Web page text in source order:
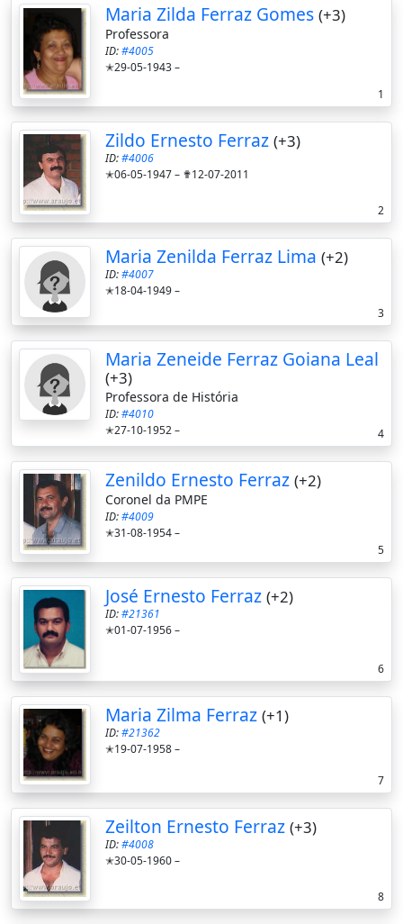
Maria Zilda Ferraz Gomes (+3)
Professora
ID:#4005
✭29-05-1943 –
1
Zildo Ernesto Ferraz (+3)
ID:#4006
✭06-05-1947 – ✟12-07-2011
2
Maria Zenilda Ferraz Lima (+2)
ID:#4007
✭18-04-1949 –
3
Maria Zeneide Ferraz Goiana Leal
(+3)
Professora de História
ID:#4010
✭27-10-1952 –
4
Zenildo Ernesto Ferraz (+2)
Coronel da PMPE
ID:#4009
✭31-08-1954 –
5
José Ernesto Ferraz (+2)
ID:#21361
✭01-07-1956 –
6
Maria Zilma Ferraz (+1)
ID:#21362
✭19-07-1958 –
7
Zeilton Ernesto Ferraz (+3)
ID:#4008
✭30-05-1960 –
8